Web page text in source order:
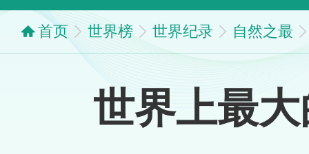
首页 世界榜 世界纪录 自然之最
世界上最